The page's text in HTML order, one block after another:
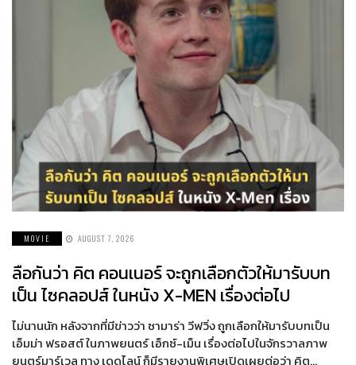
MOVIE AUGUST 7, 2026
ลือกันว่า คิต คอนเนอร์ จะถูกเลือกตัวให้มารับบท
เป็น ไซคลอปส์ ในหนัง X-MEN เรื่องต่อไป
ไม่นานนัก หลังจากที่มีข่าวว่า ซามาร่า วีฟวิ่ง ถูกเลือกให้มารับบทเป็น
เอ็มม่า ฟรอสต์ ในภาพยนตร์ เอ็กซ์-เม็น เรื่องต่อไปในจักรวาลภาพ
ยนตร์มาร์เวล ทาง เดดไลน์ ก็มีรายงานพิเศษเปิดเผยต่อว่า คิต…